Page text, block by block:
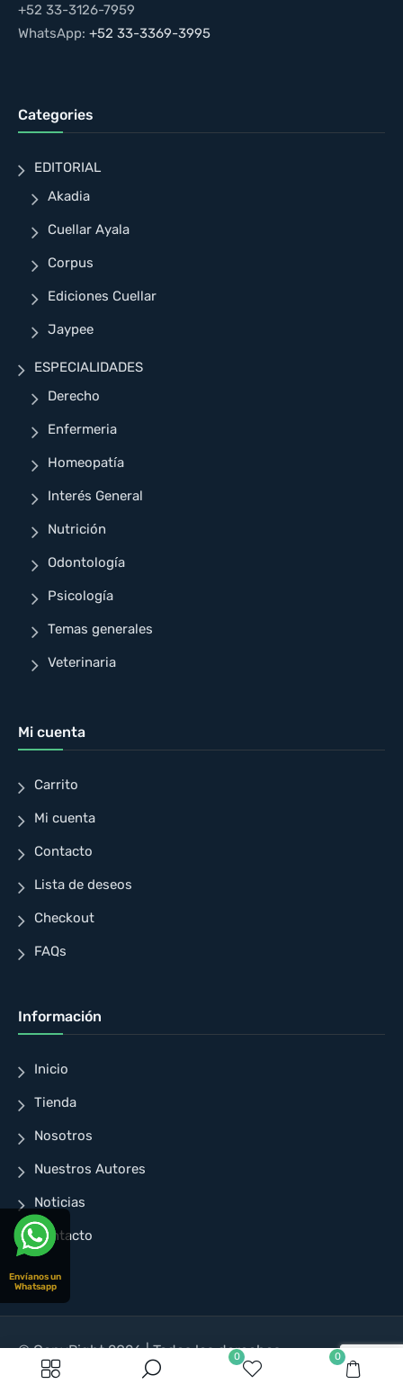
0 0
+52 33-3126-7959
WhatsApp: +52 33-3369-3995
Categories
EDITORIAL
Akadia
Cuellar Ayala
Corpus
Ediciones Cuellar
Jaypee
ESPECIALIDADES
Derecho
Enfermeria
Homeopatía
Interés General
Nutrición
Odontología
Psicología
Temas generales
Veterinaria
Mi cuenta
Carrito
Mi cuenta
Contacto
Lista de deseos
Checkout
FAQs
Información
Inicio
Tienda
Nosotros
Nuestros Autores
Noticias
Contacto
© CopyRight 2026 | Todos los derechos
Envíanos un
Whatsapp